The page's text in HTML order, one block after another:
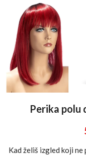
Perika polu
Kad želiš izgled koji